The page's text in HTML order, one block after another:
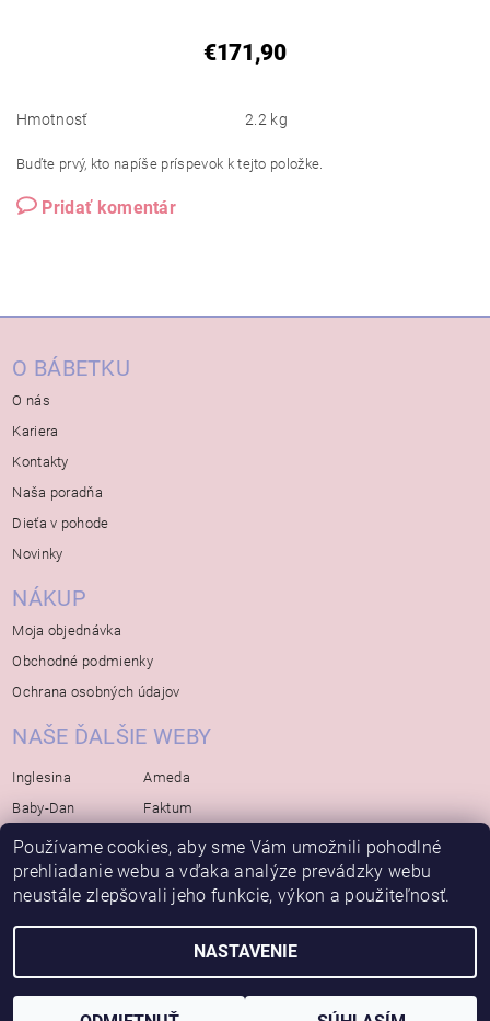
€171,90
Hmotnosť 2.2 kg
Buďte prvý, kto napíše príspevok k tejto položke.
Pridať komentár
O BÁBETKU
O nás
Kariera
Kontakty
Naša poradňa
Dieťa v pohode
Novinky
NÁKUP
Moja objednávka
Obchodné podmienky
Ochrana osobných údajov
NAŠE ĎALŠIE WEBY
Inglesina
Baby-Dan
Rialto
Bébé-Jou
Avova
Ameda
Faktum
Koelstra
Bambino-Mio
2026 © Bábätko, všetky práva vyhradené
Používame cookies, aby sme Vám umožnili pohodlné
prehliadanie webu a vďaka analýze prevádzky webu
neustále zlepšovali jeho funkcie, výkon a použiteľnosť.
NASTAVENIE